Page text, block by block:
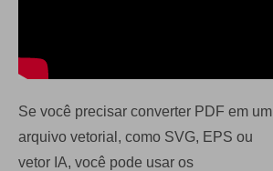
Se você precisar converter PDF em um
arquivo vetorial, como SVG, EPS ou
vetor IA, você pode usar os